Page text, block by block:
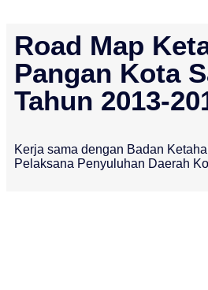
Road Map
Pangan Kota
Tahun 2013-
Kerja sama dengan Badan
Pelaksana Penyuluhan Daerah